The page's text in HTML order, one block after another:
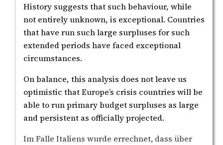
History suggests that such behaviour, while
not entirely unknown, is exceptional. Countries
that have run such large surpluses for such
extended periods have faced exceptional
circumstances.
On balance, this analysis does not leave us
optimistic that Europe’s crisis countries will be
able to run primary budget surpluses as large
and persistent as officially projected.
Im Falle Italiens wurde errechnet, dass über